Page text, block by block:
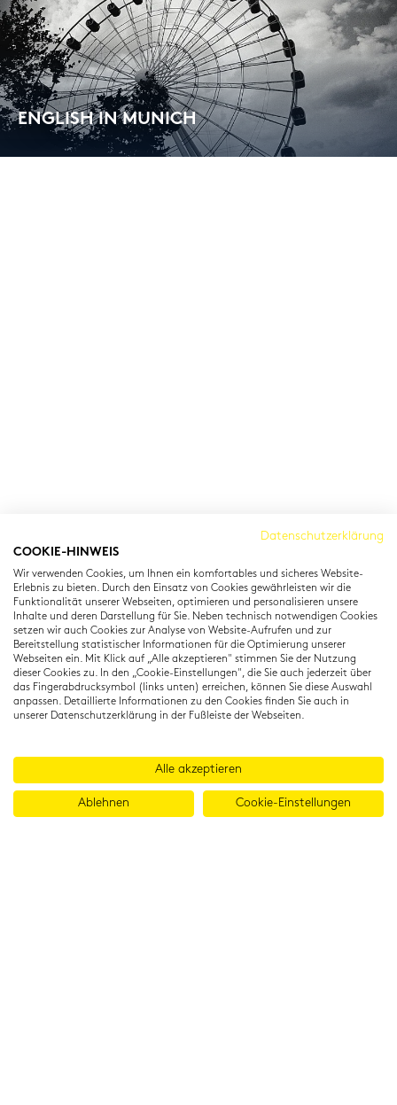
ENG­LISH IN MU­NICH
Eng­lish Li­te­ra­tu­re & Cul­tu­re in Mu­nich
80333 München
T: +49 (0) 89 22 11 15
info@cambridgeinstitut.de
www.cambridgeinstitut.de
Datenschutzerklärung
COOKIE-HINWEIS
Wir verwenden Cookies, um Ihnen ein komfortables und sicheres Website-
Erlebnis zu bieten. Durch den Einsatz von Cookies gewährleisten wir die
Funktionalität unserer Webseiten, optimieren und personalisieren unsere
Inhalte und deren Darstellung für Sie. Neben technisch notwendigen Cookies
setzen wir auch Cookies zur Analyse von Website-Aufrufen und zur
Bereitstellung statistischer Informationen für die Optimierung unserer
Webseiten ein. Mit Klick auf „Alle akzeptieren" stimmen Sie der Nutzung
dieser Cookies zu. In den „Cookie-Einstellungen", die Sie auch jederzeit über
das Fingerabdrucksymbol (links unten) erreichen, können Sie diese Auswahl
anpassen. Detaillierte Informationen zu den Cookies finden Sie auch in
unserer Datenschutzerklärung in der Fußleiste der Webseiten.
Alle akzeptieren
Ablehnen Cookie-Einstellungen